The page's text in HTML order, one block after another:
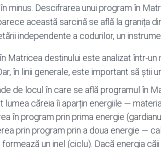
minus. Descifrarea unui program în
această sarcină se află la granița
independente a codurilor, un
Matricea destinului este analizat într-
în linii generale, este important să știi
de locul în care se află programul în
lumea căreia îi aparțin energiile —
în program prin prima energie
prin program prin a doua energie —
formează un inel (ciclu). Dacă energia